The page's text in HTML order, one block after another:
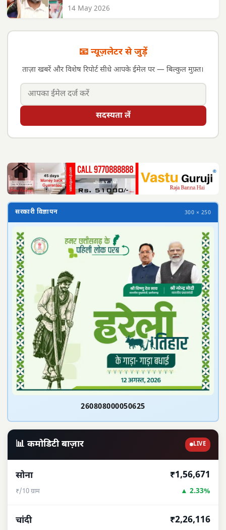
14 May 2026
📧 न्यूज़लेटर से जुड़ें
ताज़ा खबरें और विशेष रिपोर्ट सीधे आपके ईमेल पर — बिल्कुल मुफ़्त।
सदस्यता लें
सरकारी विज्ञापन 300 × 250
260808000050625
📊 कमोडिटी बाज़ार LIVE
सोना
₹/10 ग्राम
₹1,56,671
▲ 2.33%
चांदी ₹2,26,116